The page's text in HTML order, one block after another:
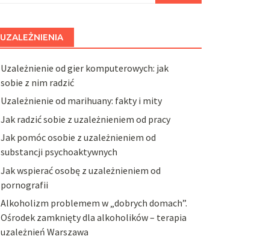
UZALEŻNIENIA
Uzależnienie od gier komputerowych: jak
sobie z nim radzić
Uzależnienie od marihuany: fakty i mity
Jak radzić sobie z uzależnieniem od pracy
Jak pomóc osobie z uzależnieniem od
substancji psychoaktywnych
Jak wspierać osobę z uzależnieniem od
pornografii
Alkoholizm problemem w „dobrych domach”.
Ośrodek zamknięty dla alkoholików – terapia
uzależnień Warszawa